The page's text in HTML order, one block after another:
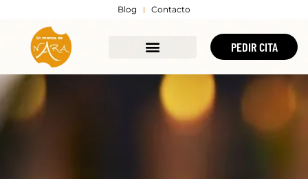
Blog Contacto
PEDIR CITA